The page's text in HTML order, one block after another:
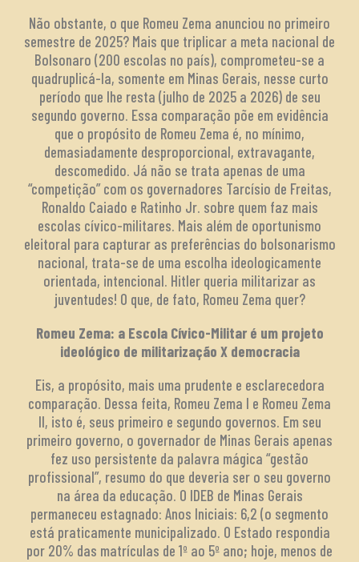
Não obstante, o que Romeu Zema anunciou no primeiro
semestre de 2025? Mais que triplicar a meta nacional de
Bolsonaro (200 escolas no país), comprometeu-se a
quadruplicá-la, somente em Minas Gerais, nesse curto
período que lhe resta (julho de 2025 a 2026) de seu
segundo governo. Essa comparação põe em evidência
que o propósito de Romeu Zema é, no mínimo,
demasiadamente desproporcional, extravagante,
descomedido. Já não se trata apenas de uma
“competição” com os governadores Tarcísio de Freitas,
Ronaldo Caiado e Ratinho Jr. sobre quem faz mais
escolas cívico-militares. Mais além de oportunismo
eleitoral para capturar as preferências do bolsonarismo
nacional, trata-se de uma escolha ideologicamente
orientada, intencional. Hitler queria militarizar as
juventudes! O que, de fato, Romeu Zema quer?
Romeu Zema: a Escola Cívico-Militar é um projeto
ideológico de militarização X democracia
Eis, a propósito, mais uma prudente e esclarecedora
comparação. Dessa feita, Romeu Zema I e Romeu Zema
II, isto é, seus primeiro e segundo governos. Em seu
primeiro governo, o governador de Minas Gerais apenas
fez uso persistente da palavra mágica “gestão
profissional”, resumo do que deveria ser o seu governo
na área da educação. O IDEB de Minas Gerais
permaneceu estagnado: Anos Iniciais: 6,2 (o segmento
está praticamente municipalizado. O Estado respondia
por 20% das matrículas de 1º ao 5º ano; hoje, menos de